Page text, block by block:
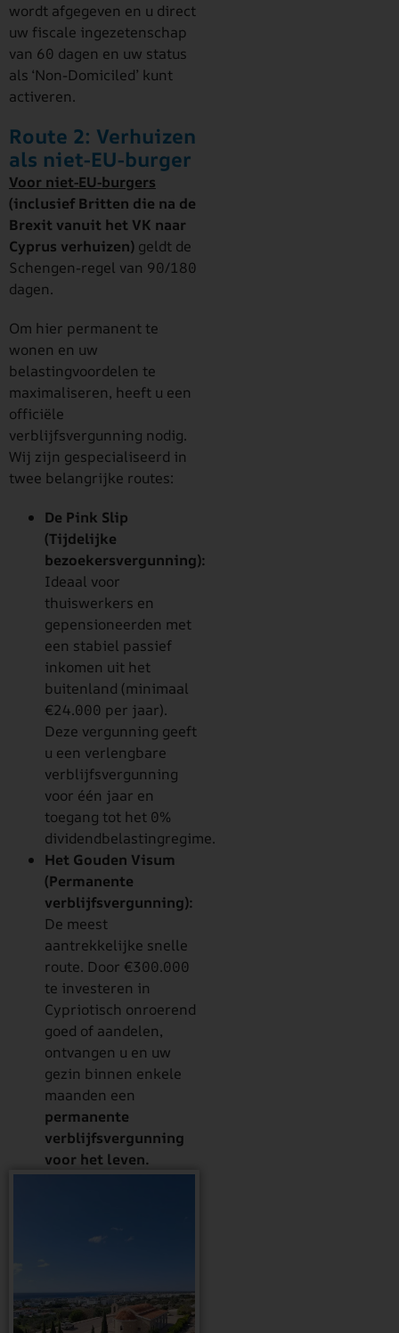
wordt afgegeven en u direct
uw fiscale ingezetenschap
van 60 dagen en uw status
als ‘Non-Domiciled’ kunt
activeren.
Route 2: Verhuizen
als niet-EU-burger
Voor niet-EU-burgers
(inclusief Britten die na de
Brexit vanuit het VK naar
Cyprus verhuizen) geldt de
Schengen-regel van 90/180
dagen.
Om hier permanent te
wonen en uw
belastingvoordelen te
maximaliseren, heeft u een
officiële
verblijfsvergunning nodig.
Wij zijn gespecialiseerd in
twee belangrijke routes:
De Pink Slip
(Tijdelijke
bezoekersvergunning):
Ideaal voor
thuiswerkers en
gepensioneerden met
een stabiel passief
inkomen uit het
buitenland (minimaal
€24.000 per jaar).
Deze vergunning geeft
u een verlengbare
verblijfsvergunning
voor één jaar en
toegang tot het 0%
dividendbelastingregime.
Het Gouden Visum
(Permanente
verblijfsvergunning):
De meest
aantrekkelijke snelle
route. Door €300.000
te investeren in
Cypriotisch onroerend
goed of aandelen,
ontvangen u en uw
gezin binnen enkele
maanden een
permanente
verblijfsvergunning
voor het leven.